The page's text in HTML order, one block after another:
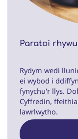
Paratoi
Rydym wedi
ei wybod i
fynychu'r llys.
Cyffredin,
lawrlwytho.